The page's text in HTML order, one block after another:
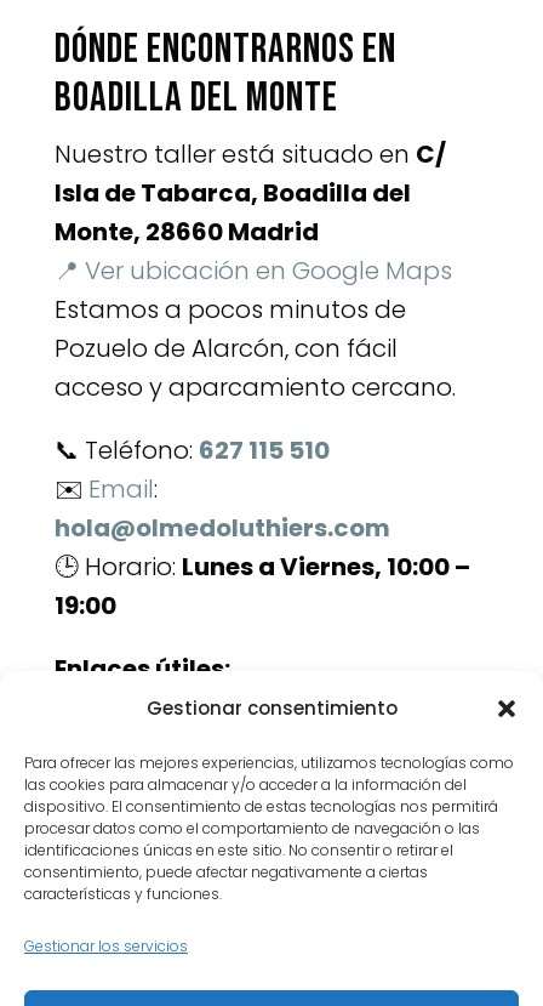
Gestionar consentimiento
Para ofrecer las mejores experiencias, utilizamos tecnologías como
las cookies para almacenar y/o acceder a la información del
dispositivo. El consentimiento de estas tecnologías nos permitirá
procesar datos como el comportamiento de navegación o las
identificaciones únicas en este sitio. No consentir o retirar el
consentimiento, puede afectar negativamente a ciertas
características y funciones.
Gestionar los servicios
Dónde encontrarnos en
Boadilla del Monte
Nuestro taller está situado en C/
Isla de Tabarca, Boadilla del
Monte, 28660 Madrid
📍 Ver ubicación en Google Maps
Estamos a pocos minutos de
Pozuelo de Alarcón, con fácil
acceso y aparcamiento cercano.
📞 Teléfono: 627 115 510
✉️ Email:
hola@olmedoluthiers.com
🕒 Horario: Lunes a Viernes, 10:00 –
19:00
Enlaces útiles:
Servicios de luthería
Devuélvele la vida a tu instrumento.
Pide tu cita ahora y descubre cómo
cuidamos cada detalle de tu
Inicio Quiénes somos